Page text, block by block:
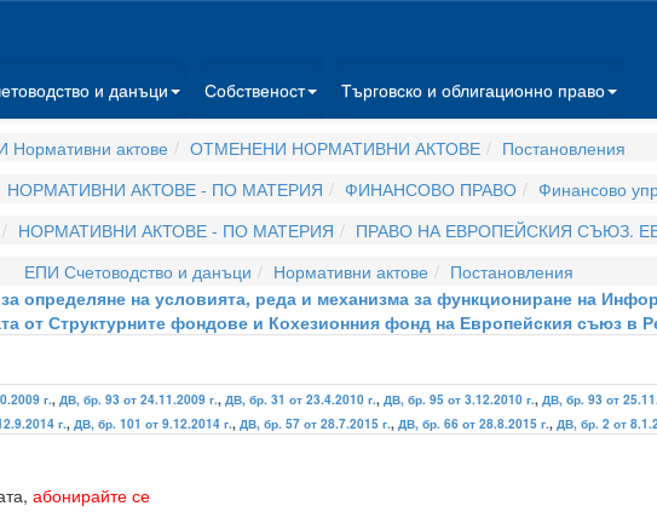
и данъци Собственост Търговско и облигационно право
Нормативни актове ОТМЕНЕНИ НОРМАТИВНИ АКТОВЕ
Постановления
НОРМАТИВНИ АКТОВЕ - ПО МАТЕРИЯ ФИНАНСОВО ПРАВО
Финансово
НОРМАТИВНИ АКТОВЕ - ПО МАТЕРИЯ
ПРАВО НА ЕВРОПЕЙСКИЯ СЪЮЗ.
ЕПИ Счетоводство и данъци
Нормативни актове
Постановления
определяне на условията, реда и механизма за функциониране на
от Структурните фондове и Кохезионния фонд на Европейския съюз в
г., ДВ, бр. 93 от 24.11.2009 г., ДВ, бр. 31 от 23.4.2010 г., ДВ, бр. 95 от 3.12.2010 г., ДВ, бр. 93 от
г., ДВ, бр. 101 от 9.12.2014 г., ДВ, бр. 57 от 28.7.2015 г., ДВ, бр. 66 от 28.8.2015 г., ДВ, бр. 2 от
абонирайте се